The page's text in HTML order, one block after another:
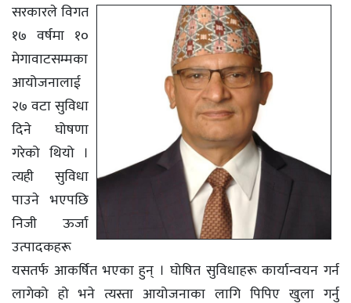
सरकारले विगत
१७ वर्षमा १०
मेगावाटसम्मका
आयोजनालाई
२७ वटा सुविधा
दिने घोषणा
गरेको थियो ।
त्यही सुविधा
पाउने भएपछि
निजी ऊर्जा
उत्पादकहरू
यसतर्फ आकर्षित भएका हुन् । घोषित सुविधाहरू कार्यान्वयन गर्न
लागेको हो भने त्यस्ता आयोजनाका लागि पिपिए खुला गर्नु